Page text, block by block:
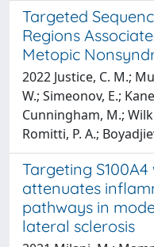
Targeted
Regions
Metopic
2022 Justice, C. M.;
W.; Simeonov, E.;
Cunningham, M.;
Romitti, P. A.;
Targeting
attenuates
pathways in
lateral sclerosis